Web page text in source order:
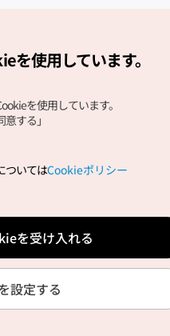
All Rights
を使用しています。
を使用しています。
する」
ついてはCookieポリシー
を受け入れる
設定する